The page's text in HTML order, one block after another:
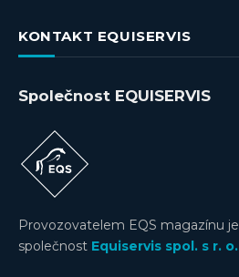
KONTAKT EQUISERVIS
Společnost EQUISERVIS
Provozovatelem EQS magazínu je
společnost Equiservis spol. s r. o.